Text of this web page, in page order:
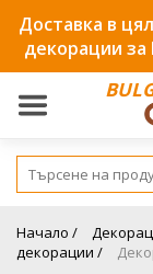
Доставка в
декорации за
Начало /
декорации /